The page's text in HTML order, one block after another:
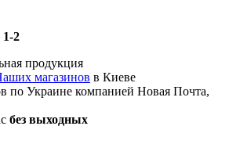
1-2
продукция
магазинов в Киеве
по Украине компанией Новая Почта,
без выходных